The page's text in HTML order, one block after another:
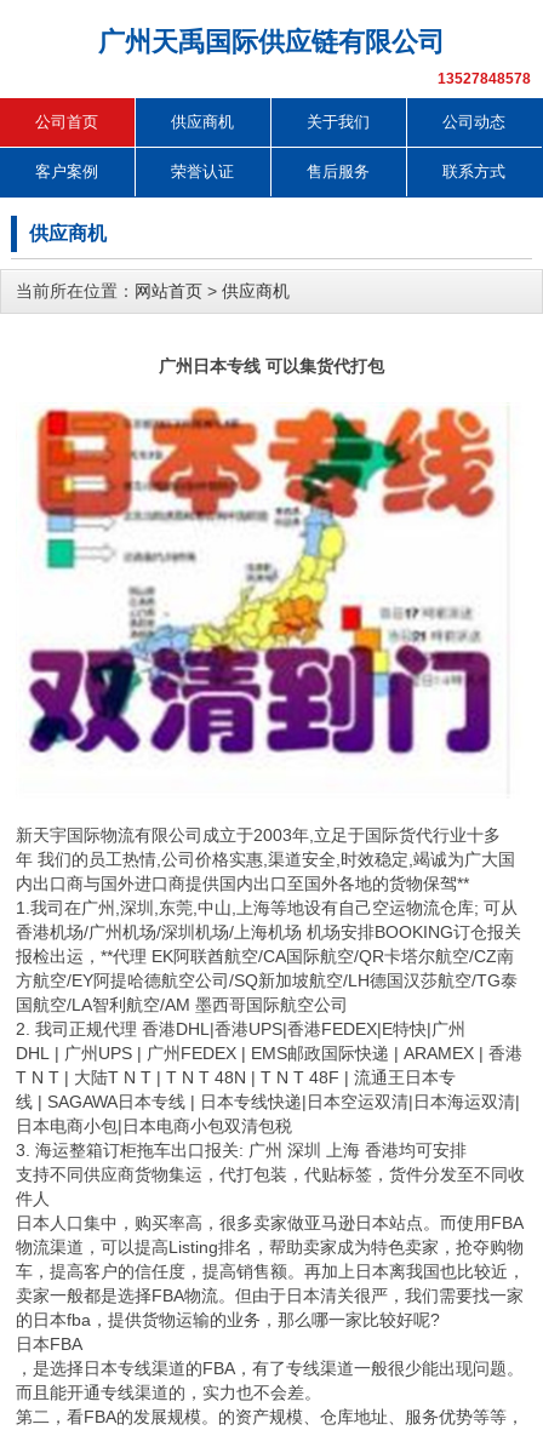
广州天禹国际供应链有限公司
13527848578
公司首页 供应商机 关于我们 公司动态
客户案例 荣誉认证 售后服务 联系方式
供应商机
当前所在位置： 网站首页 > 供应商机
广州日本专线 可以集货代打包
新天宇国际物流有限公司成立于2003年,立足于国际货代行业十多
年 我们的员工热情,公司价格实惠,渠道安全,时效稳定,竭诚为广大国
内出口商与国外进口商提供国内出口至国外各地的货物保驾**
1.我司在广州,深圳,东莞,中山,上海等地设有自己空运物流仓库; 可从
香港机场/广州机场/深圳机场/上海机场 机场安排BOOKING订仓报关
报检出运，**代理 EK阿联酋航空/CA国际航空/QR卡塔尔航空/CZ南
方航空/EY阿提哈德航空公司/SQ新加坡航空/LH德国汉莎航空/TG泰
国航空/LA智利航空/AM 墨西哥国际航空公司
2. 我司正规代理 香港DHL|香港UPS|香港FEDEX|E特快|广州
DHL | 广州UPS | 广州FEDEX | EMS邮政国际快递 | ARAMEX | 香港
T N T | 大陆T N T | T N T 48N | T N T 48F | 流通王日本专
线 | SAGAWA日本专线 | 日本专线快递|日本空运双清|日本海运双清|
日本电商小包|日本电商小包双清包税
3. 海运整箱订柜拖车出口报关: 广州 深圳 上海 香港均可安排
支持不同供应商货物集运，代打包装，代贴标签，货件分发至不同收
件人
日本人口集中，购买率高，很多卖家做亚马逊日本站点。而使用FBA
物流渠道，可以提高Listing排名，帮助卖家成为特色卖家，抢夺购物
车，提高客户的信任度，提高销售额。再加上日本离我国也比较近，
卖家一般都是选择FBA物流。但由于日本清关很严，我们需要找一家
的日本fba，提供货物运输的业务，那么哪一家比较好呢?
日本FBA
，是选择日本专线渠道的FBA，有了专线渠道一般很少能出现问题。
而且能开通专线渠道的，实力也不会差。
第二，看FBA的发展规模。的资产规模、仓库地址、服务优势等等，